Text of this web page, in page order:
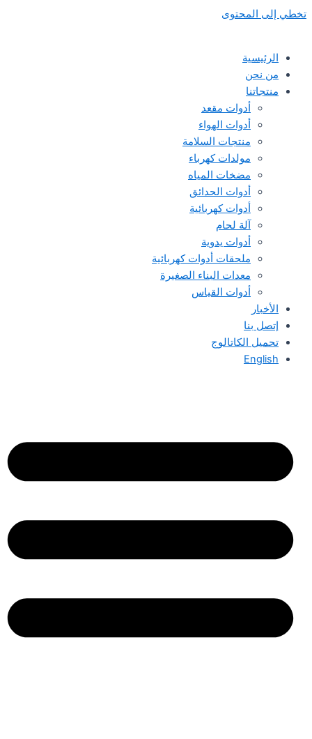
تخطي إلى المحتوى
الرئيسية
من نحن
منتجاتنا
أدوات مقعد
أدوات الهواء
منتجات السلامة
مولدات كهرباء
مضخات المياه
أدوات الحدائق
أدوات كهربائية
آلة لحام
أدوات يدوية
ملحقات أدوات كهربائية
معدات البناء الصغيرة
أدوات القياس
الأخبار
إتصل بنا
تحميل الكاتالوج
English